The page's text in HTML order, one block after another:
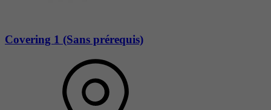
Covering 1 (Sans prérequis)